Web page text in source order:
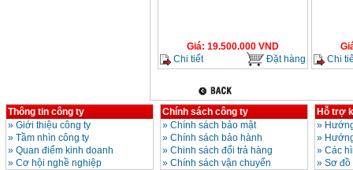
Giá: 19.500.000 VND
Chi tiết
Đặt hàng
Chi
Thông tin công ty
» Giới thiệu công ty
» Tầm nhìn công ty
» Quan điểm kinh doanh
» Cơ hội nghề nghiệp
Chính sách công ty
» Chính sách bảo mật
» Chính sách bảo hành
» Chinh sách đổi trả hàng
» Chính sách vận chuyển
Hỗ trợ
»
»
» Các
» Sơ